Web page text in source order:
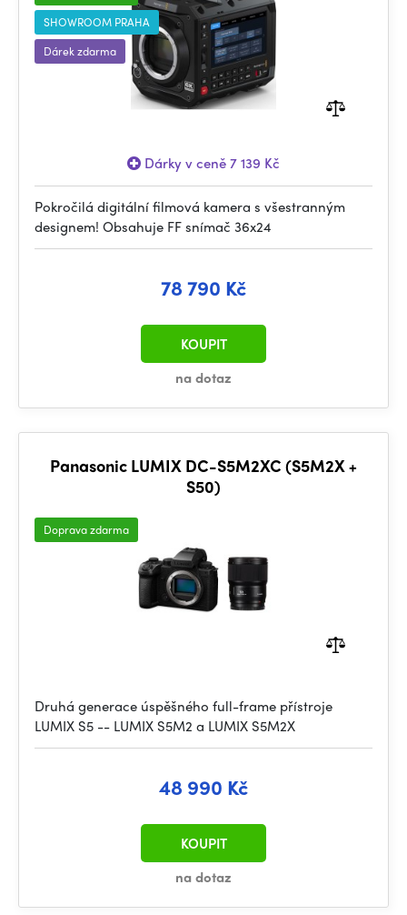
SHOWROOM PRAHA
Dárek zdarma
Dárky v ceně 7 139 Kč
Pokročilá digitální filmová kamera s všestranným
designem! Obsahuje FF snímač 36x24
78 790 Kč
na dotaz
KOUPIT
Panasonic LUMIX DC-S5M2XC (S5M2X +
S50)
Doprava zdarma
Druhá generace úspěšného full-frame přístroje
LUMIX S5 -- LUMIX S5M2 a LUMIX S5M2X
48 990 Kč
na dotaz
KOUPIT